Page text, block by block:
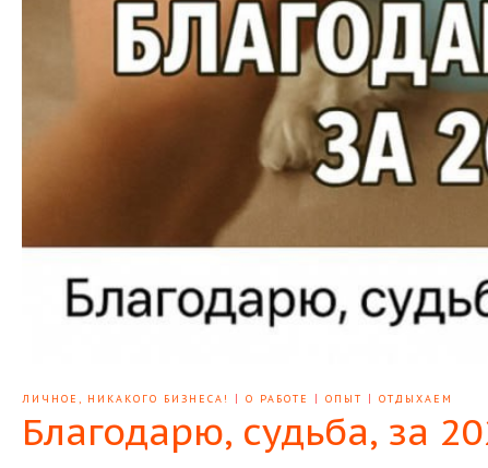
ЛИЧНОЕ, НИКАКОГО БИЗНЕСА! О РАБОТЕ ОПЫТ ОТДЫХАЕМ
Благодарю, судьба, за